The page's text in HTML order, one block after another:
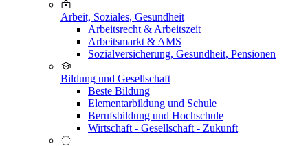
Arbeit, Soziales, Gesundheit
Arbeitsrecht & Arbeitszeit
Arbeitsmarkt & AMS
Sozialversicherung, Gesundheit, Pensionen
Bildung und Gesellschaft
Beste Bildung
Elementarbildung und Schule
Berufsbildung und Hochschule
Wirtschaft - Gesellschaft - Zukunft